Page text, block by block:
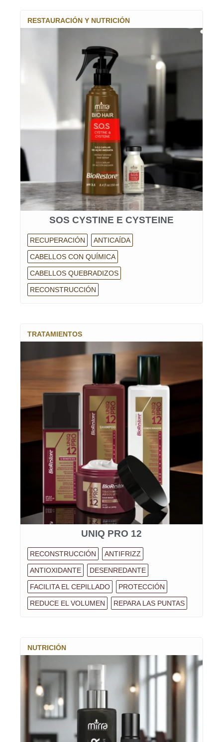
RESTAURACIÓN Y NUTRICIÓN
SOS CYSTINE E CYSTEINE
RECUPERACIÓN ANTICAÍDA
CABELLOS CON QUÍMICA
CABELLOS QUEBRADIZOS
RECONSTRUCCIÓN
TRATAMIENTOS
UNIQ PRO 12
RECONSTRUCCIÓN ANTIFRIZZ
ANTIOXIDANTE DESENREDANTE
FACILITA EL CEPILLADO PROTECCIÓN
REDUCE EL VOLUMEN REPARA LAS PUNTAS
NUTRICIÓN